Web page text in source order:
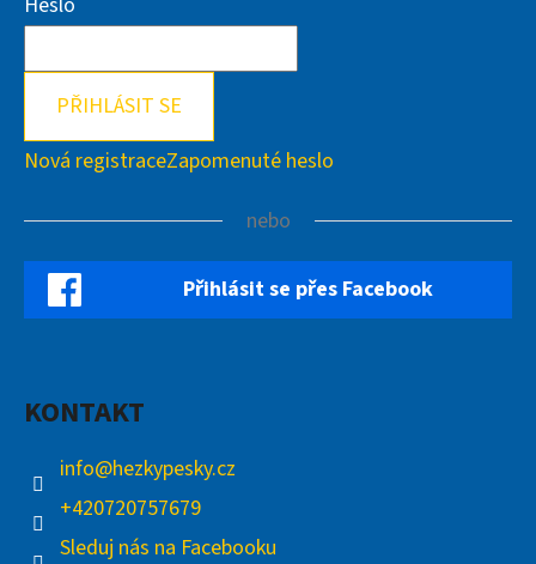
PŘIHLÁSIT SE
Nová registraceZapomenuté heslo
nebo
Přihlásit se přes Facebook
KONTAKT
info@hezkypesky.cz
+420720757679
Sleduj nás na Facebooku